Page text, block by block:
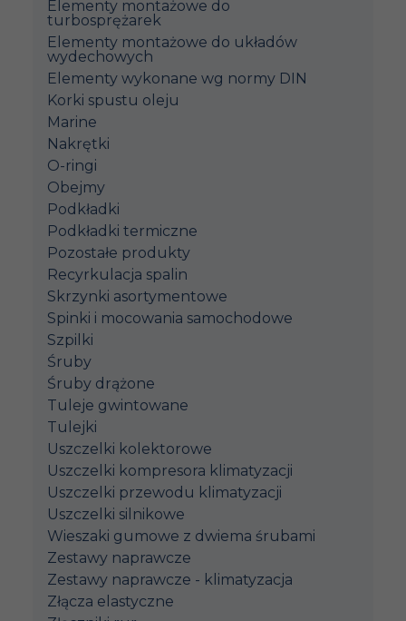
Elementy montażowe do
turbosprężarek
Elementy montażowe do układów
wydechowych
Elementy wykonane wg normy DIN
Korki spustu oleju
Marine
Nakrętki
O-ringi
Obejmy
Podkładki
Podkładki termiczne
Pozostałe produkty
Recyrkulacja spalin
Skrzynki asortymentowe
Spinki i mocowania samochodowe
Szpilki
Śruby
Śruby drążone
Tuleje gwintowane
Tulejki
Uszczelki kolektorowe
Uszczelki kompresora klimatyzacji
Uszczelki przewodu klimatyzacji
Uszczelki silnikowe
Wieszaki gumowe z dwiema śrubami
Zestawy naprawcze
Zestawy naprawcze - klimatyzacja
Złącza elastyczne